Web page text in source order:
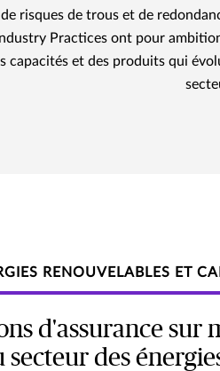
risques de trous et de
Practices ont pour
capacités et des produits qui
RENOUVELABLES ET
d'assurance sur
secteur des